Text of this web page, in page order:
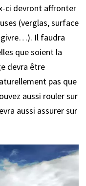
ci devront affronter
(verglas, surface
givre…). Il faudra
que soient la
devra être
pas que
aussi rouler sur
aussi assurer sur